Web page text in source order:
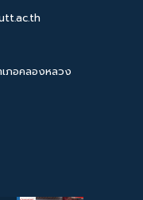
ภอคลองหลวง